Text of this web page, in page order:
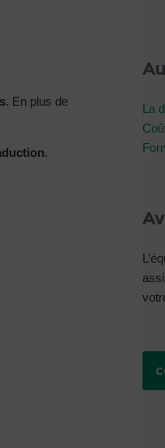
. En plus de
.
La